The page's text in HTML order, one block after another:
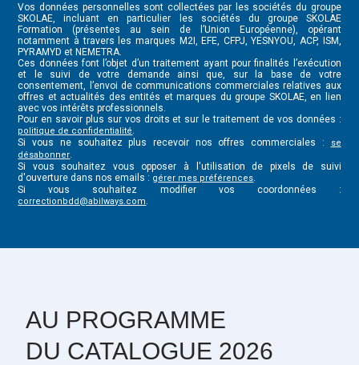
Vos données personnelles sont collectées par les sociétés du groupe
SKOLAE, incluant en particulier les sociétés du groupe SKOLAE
Formation (présentes au sein de l’Union Européenne), opérant
notamment à travers les marques M2I, EFE, CFPJ, YESNYOU, ACP, ISM,
PYRAMYD et NEMETRA.
Ces données font l’objet d’un traitement ayant pour finalités l’exécution
et le suivi de votre demande ainsi que, sur la base de votre
consentement, l’envoi de communications commerciales relatives aux
offres et actualités des entités et marques du groupe SKOLAE, en lien
avec vos intérêts professionnels.
Pour en savoir plus sur vos droits et sur le traitement de vos données :
politique de confidentialité
Si vous ne souhaitez plus recevoir nos offres commerciales :
se
désabonner
Si vous souhaitez vous opposer à l'utilisation de pixels de suivi
d'ouverture dans nos emails : gérer mes préférences
Si vous souhaitez modifier vos coordonnées :
correctionbdd@abilways.com
AU PROGRAMME
DU CATALOGUE 2026